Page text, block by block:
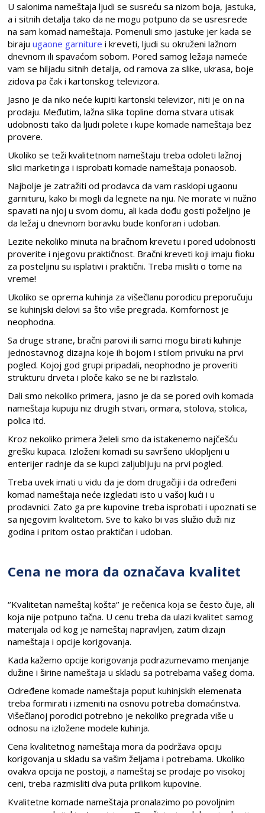
U salonima nameštaja ljudi se susreću sa nizom boja, jastuka,
a i sitnih detalja tako da ne mogu potpuno da se usresrede
na sam komad nameštaja. Pomenuli smo jastuke jer kada se
birajuugaone garniture i kreveti, ljudi su okruženi lažnom
dnevnom ili spavaćom sobom. Pored samog ležaja nameće
vam se hiljadu sitnih detalja, od ramova za slike, ukrasa, boje
zidova pa čak i kartonskog televizora.
Jasno je da niko neće kupiti kartonski televizor, niti je on na
prodaju. Međutim, lažna slika topline doma stvara utisak
udobnosti tako da ljudi polete i kupe komade nameštaja bez
provere.
Ukoliko se teži kvalitetnom nameštaju treba odoleti lažnoj
slici marketinga i isprobati komade nameštaja ponaosob.
Najbolje je zatražiti od prodavca da vam rasklopi ugaonu
garnituru, kako bi mogli da legnete na nju. Ne morate vi nužno
spavati na njoj u svom domu, ali kada dođu gosti poželjno je
da ležaj u dnevnom boravku bude konforan i udoban.
Lezite nekoliko minuta na bračnom krevetu i pored udobnosti
proverite i njegovu praktičnost. Bračni kreveti koji imaju fioku
za posteljinu su isplativi i praktični. Treba misliti o tome na
vreme!
Ukoliko se oprema kuhinja za višečlanu porodicu preporučuju
se kuhinjski delovi sa što više pregrada. Komfornost je
neophodna.
Sa druge strane, bračni parovi ili samci mogu birati kuhinje
jednostavnog dizajna koje ih bojom i stilom privuku na prvi
pogled. Kojoj god grupi pripadali, neophodno je proveriti
strukturu drveta i ploče kako se ne bi razlistalo.
Dali smo nekoliko primera, jasno je da se pored ovih komada
nameštaja kupuju niz drugih stvari, ormara, stolova, stolica,
polica itd.
Kroz nekoliko primera želeli smo da istakenemo najčešću
grešku kupaca. Izloženi komadi su savršeno uklopljeni u
enterijer radnje da se kupci zaljubljuju na prvi pogled.
Treba uvek imati u vidu da je dom drugačiji i da određeni
komad nameštaja neće izgledati isto u vašoj kući i u
prodavnici. Zato ga pre kupovine treba isprobati i upoznati se
sa njegovim kvalitetom. Sve to kako bi vas služio duži niz
godina i pritom ostao praktičan i udoban.
Cena ne mora da označava kvalitet
‘’Kvalitetan nameštaj košta‘’ je rečenica koja se često čuje, ali
koja nije potpuno tačna. U cenu treba da ulazi kvalitet samog
materijala od kog je nameštaj napravljen, zatim dizajn
nameštaja i opcije korigovanja.
Kada kažemo opcije korigovanja podrazumevamo menjanje
dužine i širine nameštaja u skladu sa potrebama vašeg doma.
Određene komade nameštaja poput kuhinjskih elemenata
treba formirati i izmeniti na osnovu potreba domaćinstva.
Višečlanoj porodici potrebno je nekoliko pregrada više u
odnosu na izložene modele kuhinja.
Cena kvalitetnog nameštaja mora da podržava opciju
korigovanja u skladu sa vašim željama i potrebama. Ukoliko
ovakva opcija ne postoji, a nameštaj se prodaje po visokoj
ceni, treba razmisliti dva puta prilikom kupovine.
Kvalitetne komade nameštaja pronalazimo po povoljnim